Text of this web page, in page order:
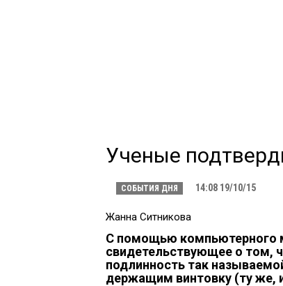
Ученые
СОБЫТИЯ ДНЯ 14:08 19/10/15
Жанна Ситникова
С помощью компьютерного
свидетельствующее о том,
подлинность так
держащим винтовку (ту же,